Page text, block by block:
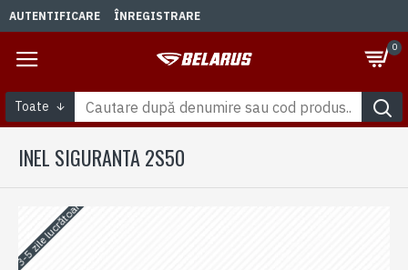
AUTENTIFICARE ÎNREGISTRARE
0
Toate
INEL SIGURANTA 2S50
3-5 zile lucrătoare